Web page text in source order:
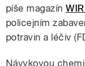
píše magazín
policejním
potravin a léčiv
Návykovou